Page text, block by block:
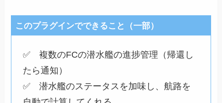
このプラグインでできること（一部）
✅ 複数のFCの潜水艦の進捗管理（帰還し
たら通知）
✅ 潜水艦のステータスを加味し、航路を